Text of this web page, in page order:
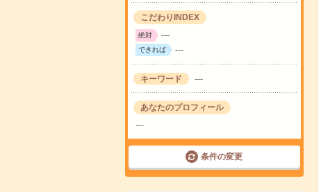
こだわりINDEX
絶対 ---
できれば ---
キーワード ---
あなたのプロフィール
---
条件の変更